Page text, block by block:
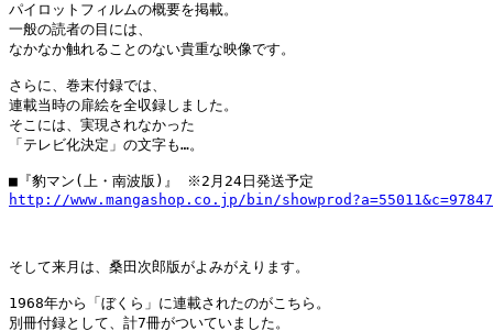
パイロットフィルムの概要を掲載。
一般の読者の目には、
なかなか触れることのない貴重な映像です。
さらに、巻末付録では、
連載当時の扉絵を全収録しました。
そこには、実現されなかった
「テレビ化決定」の文字も…。
http://www.mangashop.co.jp/bin/
そして来月は、桑田次郎版がよみがえります。
1968年から「ぼくら」に連載されたのがこちら。
別冊付録として、計7冊がついていました。